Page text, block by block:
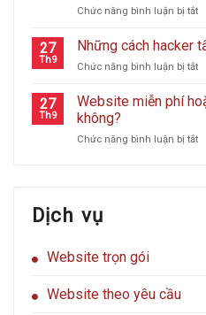
–
Chức năng bình luận bị tắtở
để
27
Th9
Những cách hacker
Chức năng bình luận bị tắtở
27
Th9
Website miễn phí
không?
Chức năng bình luận bị tắtở
Dịch vụ
Website trọn gói
Website theo yêu cầu